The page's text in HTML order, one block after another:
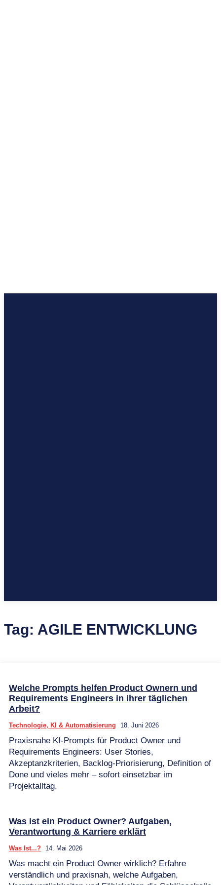
Tag: AGILE ENTWICKLUNG
Welche Prompts helfen Product Ownern und
Requirements Engineers in ihrer täglichen
Arbeit?
Technologie, KI & Automatisierung 18. Juni 2026
Praxisnahe KI-Prompts für Product Owner und
Requirements Engineers: User Stories,
Akzeptanzkriterien, Backlog-Priorisierung, Definition of
Done und vieles mehr – sofort einsetzbar im
Projektalltag.
Was ist ein Product Owner? Aufgaben,
Verantwortung & Karriere erklärt
Was Ist...? 14. Mai 2026
Was macht ein Product Owner wirklich? Erfahre
verständlich und praxisnah, welche Aufgaben,